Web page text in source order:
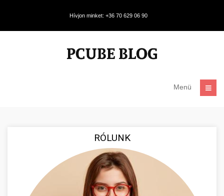
Hívjon minket: +36 70 629 06 90
Menü
RÓLUNK